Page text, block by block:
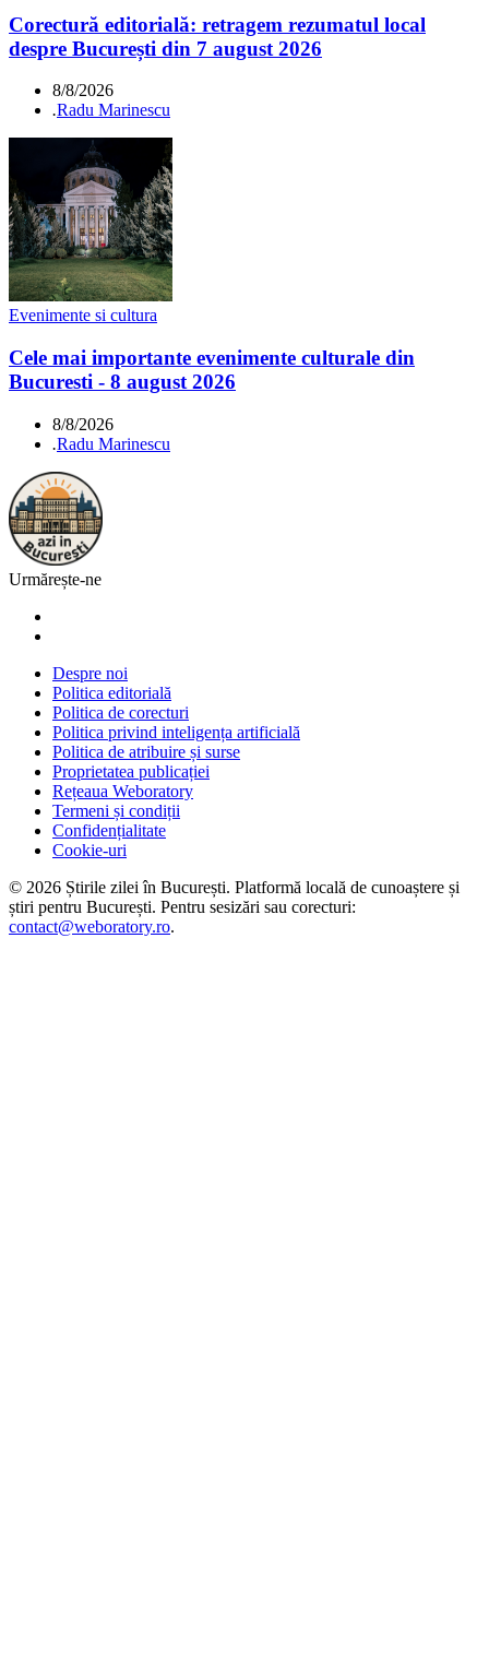
Corectură editorială: retragem rezumatul local
despre București din 7 august 2026
8/8/2026
.Radu Marinescu
Evenimente si cultura
Cele mai importante evenimente culturale din
Bucuresti - 8 august 2026
8/8/2026
.Radu Marinescu
Urmărește-ne
Despre noi
Politica editorială
Politica de corecturi
Politica privind inteligența artificială
Politica de atribuire și surse
Proprietatea publicației
Rețeaua Weboratory
Termeni și condiții
Confidențialitate
Cookie-uri
© 2026 Știrile zilei în București. Platformă locală de cunoaștere și
știri pentru București. Pentru sesizări sau corecturi:
contact@weboratory.ro.